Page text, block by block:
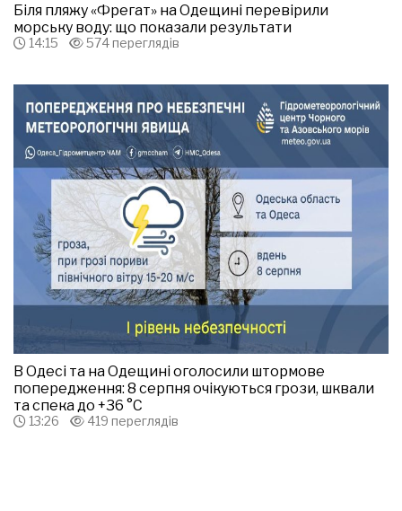
Біля пляжу «Фрегат» на Одещині перевірили
морську воду: що показали результати
14:15 574 переглядів
В Одесі та на Одещині оголосили штормове
попередження: 8 серпня очікуються грози, шквали
та спека до +36 °С
13:26 419 переглядів